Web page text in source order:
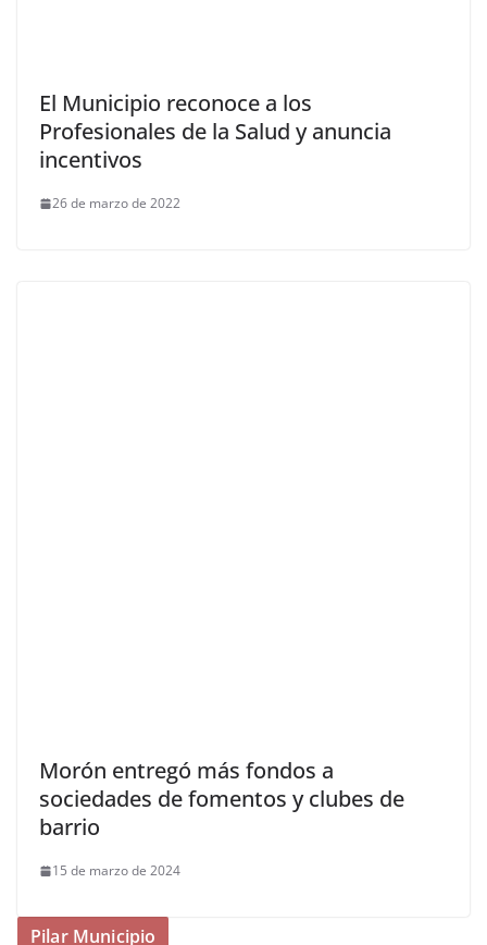
El Municipio reconoce a los
Profesionales de la Salud y anuncia
incentivos
26 de marzo de 2022
Morón entregó más fondos a
sociedades de fomentos y clubes de
barrio
15 de marzo de 2024
Pilar Municipio